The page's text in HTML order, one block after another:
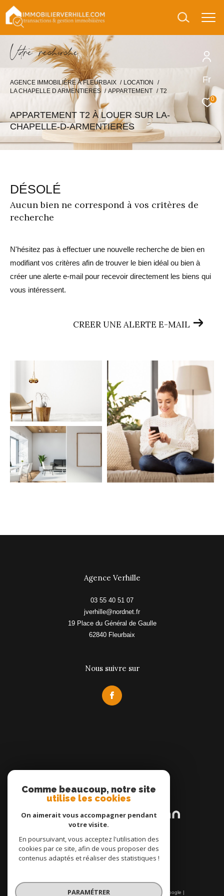
Fr
0
Vore recece
AGENCE IMMOBILIÈRE À FLEURBAIX
LOCATION
LA CHAPELLE D ARMENTIERES
APPARTEMENT T2
APPARTEMENT T2 À LOUER SUR LA-
CHAPELLE-D-ARMENTIERES
DÉSOLÉ
Aucun bien ne correspond à vos critères de
recherche
N'hésitez pas à effectuer une nouvelle recherche de bien en
modifiant vos critères afin de trouver le bien idéal ou bien à
créer une alerte e-mail pour recevoir directement les biens qui
vous intéressent.
CREER UNE ALERTE E-MAIL
Agence Verhille
03 55 40 51 07
jverhille@nordnet.fr
19 Place du Général de Gaulle
62840
fleurbaix
Nous suivre sur
Adhérents
© 2026 | Tous droits réservés | Traduction powered by Google |
Comme beaucoup, notre site
utilise les cookies
On aimerait vous accompagner pendant
votre visite.
En poursuivant, vous acceptez l'utilisation des
cookies par ce site, afin de vous proposer des
contenus adaptés et réaliser des statistiques !
PARAMÉTRER